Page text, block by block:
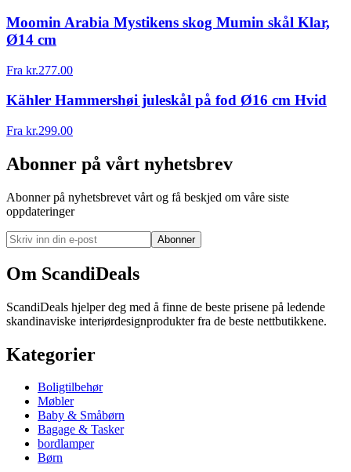
Moomin Arabia Mystikens skog Mumin skål Klar,
Ø14 cm
Fra kr.277.00
Kähler Hammershøi juleskål på fod Ø16 cm Hvid
Fra kr.299.00
Abonner på vårt nyhetsbrev
Abonner på nyhetsbrevet vårt og få beskjed om våre siste
oppdateringer
Abonner
Om ScandiDeals
ScandiDeals hjelper deg med å finne de beste prisene på ledende
skandinaviske interiørdesignprodukter fra de beste nettbutikkene.
Kategorier
Boligtilbehør
Møbler
Baby & Småbørn
Bagage & Tasker
bordlamper
Børn